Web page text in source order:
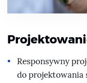
Responsywny
do